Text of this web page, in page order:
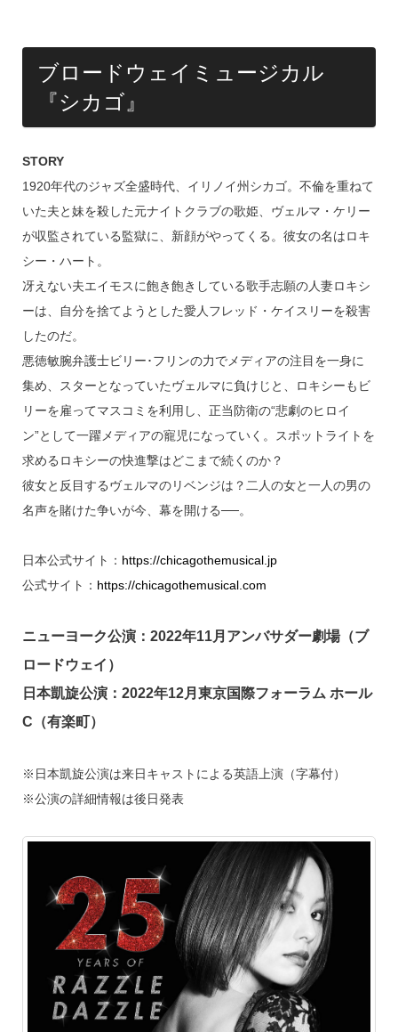
ブロードウェイミュージカル
『シカゴ』
STORY
1920年代のジャズ全盛時代、イリノイ州シカゴ。不倫を重ねて
いた夫と妹を殺した元ナイトクラブの歌姫、ヴェルマ・ケリー
が収監されている監獄に、新顔がやってくる。彼女の名はロキ
シー・ハート。
冴えない夫エイモスに飽き飽きしている歌手志願の人妻ロキシ
ーは、自分を捨てようとした愛人フレッド・ケイスリーを殺害
したのだ。
悪徳敏腕弁護士ビリー･フリンの力でメディアの注目を一身に
集め、スターとなっていたヴェルマに負けじと、ロキシーもビ
リーを雇ってマスコミを利用し、正当防衛の“悲劇のヒロイ
ン”として一躍メディアの寵児になっていく。スポットライトを
求めるロキシーの快進撃はどこまで続くのか？
彼女と反目するヴェルマのリベンジは？二人の女と一人の男の
名声を賭けた争いが今、幕を開ける──。
日本公式サイト： https://chicagothemusical.jp
公式サイト： https://chicagothemusical.com
ニューヨーク公演：2022年11月アンバサダー劇場（ブ
ロードウェイ）
日本凱旋公演：2022年12月東京国際フォーラム ホール
C（有楽町）
※日本凱旋公演は来日キャストによる英語上演（字幕付）
※公演の詳細情報は後日発表